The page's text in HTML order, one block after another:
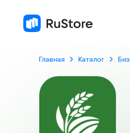
Главная Каталог